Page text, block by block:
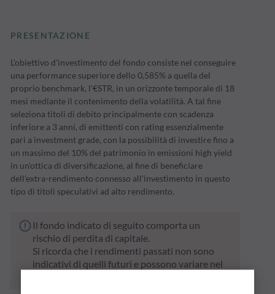
PRESENTAZIONE
L'obiettivo d'investimento del fondo consiste nel conseguire
una performance superiore dello 0,585% a quella del
proprio benchmark, l'€STR, in un orizzonte temporale di 18
mesi mediante il contenimento della volatilità. A tal fine
seleziona titoli di debito principalmente con scadenza
inferiore a 3 anni, di emittenti con rating essenzialmente
pari a investment grade, con la possibilità di investire fino a
un massimo del 10% del patrimonio in emissioni high yield
in un'ottica di diversificazione, al fine di beneficiare
dell'extra-rendimento connesso all'investimento in questo
tipo di titoli speculativi ad alto rendimento.
Il fondo indicato di seguito comporta un
rischio di perdita di capitale.
Si ricorda che i rendimenti passati non sono
indicativi di quelli futuri e possono variare nel